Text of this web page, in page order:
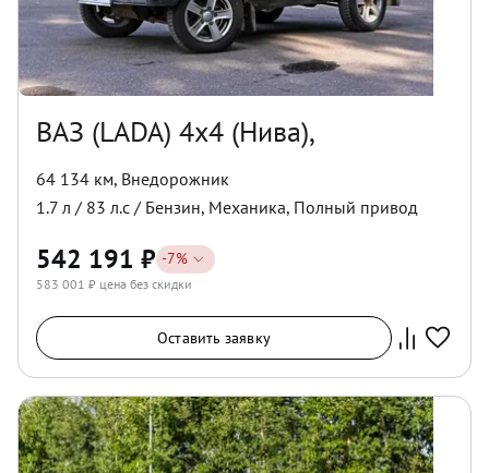
ВАЗ (LADA) 4x4 (Нива),
64 134 км, Внедорожник
1.7 л / 83 л.с / Бензин, Механика, Полный привод
542 191 ₽ -7%
583 001 ₽ цена без скидки
Оставить заявку